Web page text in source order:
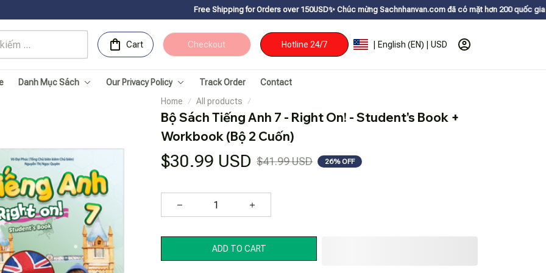
Free Shipping for Orders over 150USDㅤ✨ Chúc mừng Sachnhanvan.com đã có mặt hơn 200 quốc gia như Mỹ, Canada,
Cart Checkout Hotline 24/7 | English (EN) | USD
Danh Mục Sách Our Privacy Policy Track Order
Contact
Home
All products
Bộ Sách Tiếng Anh 7 - Right On! - Student's Book +
Workbook (Bộ 2 Cuốn)
$30.99 USD $41.99 USD 26% OFF
ADD TO CART